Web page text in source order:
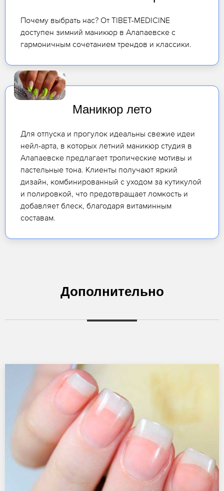
Почему выбрать нас? От TIBET-MEDICINE
доступен зимний маникюр в Алапаевске с
гармоничным сочетанием трендов и классики.
Маникюр лето
Для отпуска и прогулок идеальны свежие идеи
нейл-арта, в которых летний маникюр студия в
Алапаевске предлагает тропические мотивы и
пастельные тона. Клиенты получают яркий
дизайн, комбинированный с уходом за кутикулой
и полировкой, что предотвращает ломкость и
добавляет блеск, благодаря витаминным
составам.
Дополнительно